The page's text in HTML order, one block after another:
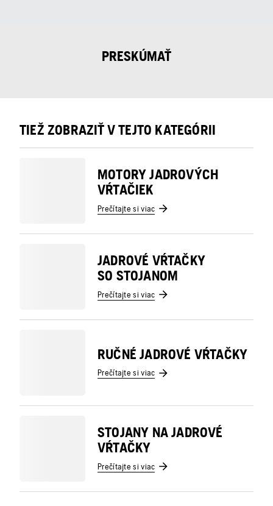
PRESKÚMAŤ
TIEŽ ZOBRAZIŤ V TEJTO KATEGÓRII
MOTORY JADROVÝCH
VŔTAČIEK
Prečítajte si viac
JADROVÉ VŔTAČKY
SO STOJANOM
Prečítajte si viac
RUČNÉ JADROVÉ VŔTAČKY
Prečítajte si viac
STOJANY NA JADROVÉ
VŔTAČKY
Prečítajte si viac